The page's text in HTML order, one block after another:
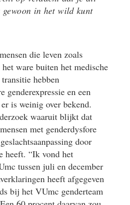
gewoon in het wild kunt
die leven zoals
ware buiten het medische
hebben
genderexpressie en een
is weinig over bekend.
waaruit blijkt dat
met genderdysfore
door
heeft. “Ik vond het
tussen juli en december
heeft afgegeven
bij het VUmc genderteam